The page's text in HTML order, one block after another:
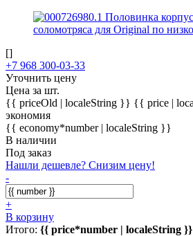
[]
+7 968 300-03-33
Уточнить цену
Цена за шт.
{{ priceOld | localeString }} {{ price |
экономия
{{ economy*number | localeString }}
В наличии
Под заказ
Нашли дешевле? Снизим цену!
-
+
В корзину
Итого: {{ price*number | localeString }}